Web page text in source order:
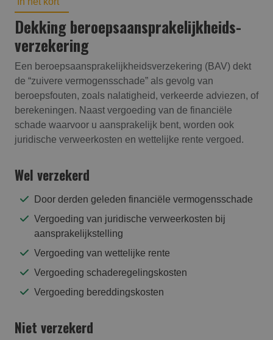
Dekking beroepsaansprakelijk­heids­
verzekering
Een beroepsaansprakelijkheidsverzekering (BAV) dekt
de “zuivere vermogensschade” als gevolg van
beroepsfouten, zoals nalatigheid, verkeerde adviezen, of
berekeningen. Naast vergoeding van de financiële
schade waarvoor u aansprakelijk bent, worden ook
juridische verweerkosten en wettelijke rente vergoed.
Wel verzekerd
Door derden geleden financiële vermogensschade
Vergoeding van juridische verweerkosten bij
aansprakelijkstelling
Vergoeding van wettelijke rente
Vergoeding schaderegelingskosten
Vergoeding bereddingskosten
Niet verzekerd